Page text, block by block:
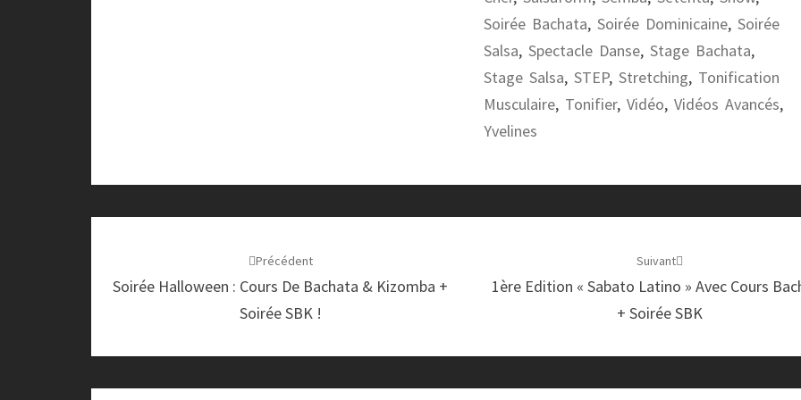
Soirée Bachata, Soirée Dominicaine, Soirée
Salsa, Spectacle Danse, Stage Bachata,
Stage Salsa, STEP, Stretching, Tonification
Musculaire, Tonifier, Vidéo, Vidéos Avancés,
Yvelines
Précédent
Soirée Halloween : Cours De Bachata & Kizomba +
Soirée SBK !
Suivant
1ère Edition « Sabato Latino » Avec Cours
+ Soirée SBK